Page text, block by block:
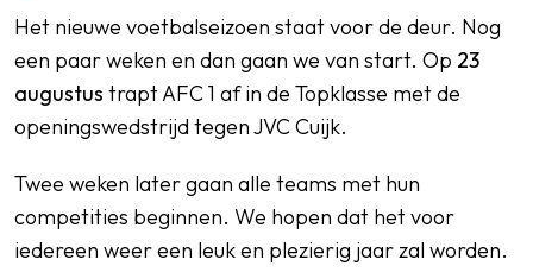
Het nieuwe voetbalseizoen staat voor de deur. Nog
een paar weken en dan gaan we van start. Op 23
augustus trapt AFC 1 af in de Topklasse met de
openingswedstrijd tegen JVC Cuijk.
Twee weken later gaan alle teams met hun
competities beginnen. We hopen dat het voor
iedereen weer een leuk en plezierig jaar zal worden.